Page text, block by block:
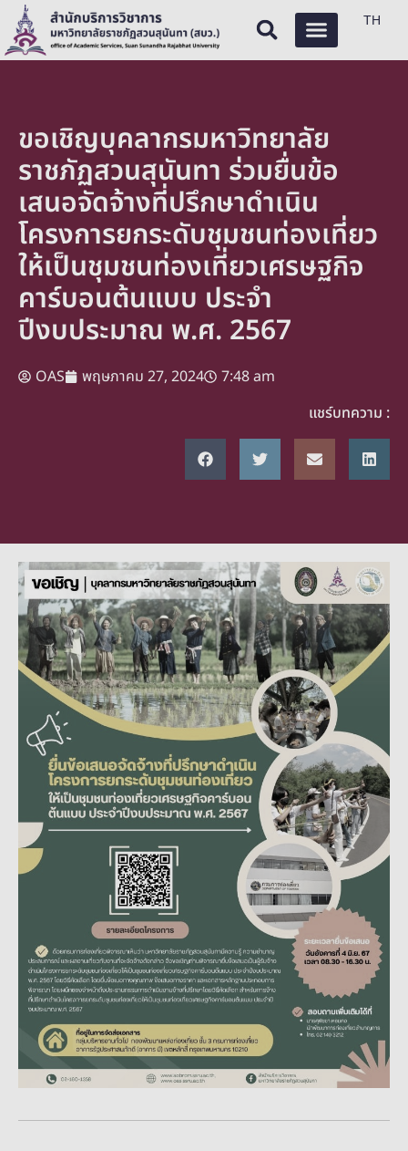
TH
ขอเชิญบุคลากรมหาวิทยาลัย
ราชภัฏสวนสุนันทา ร่วมยื่นข้อ
เสนอจัดจ้างที่ปรึกษาดำเนิน
โครงการยกระดับชุมชนท่องเที่ยว
ให้เป็นชุมชนท่องเที่ยวเศรษฐกิจ
คาร์บอนต้นแบบ ประจำ
ปีงบประมาณ พ.ศ. 2567
OAS พฤษภาคม 27, 2024
7:48 am
แชร์บทความ :